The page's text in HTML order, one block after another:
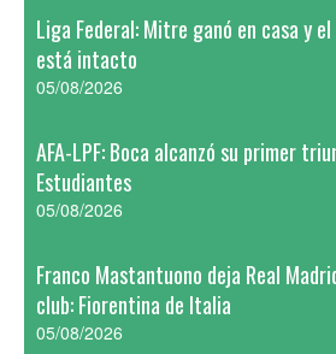
Liga Federal: Mitre ganó en casa y
está intacto
05/08/2026
AFA-LPF: Boca alcanzó su primer
Estudiantes
05/08/2026
Franco Mastantuono deja Real
club: Fiorentina de Italia
05/08/2026